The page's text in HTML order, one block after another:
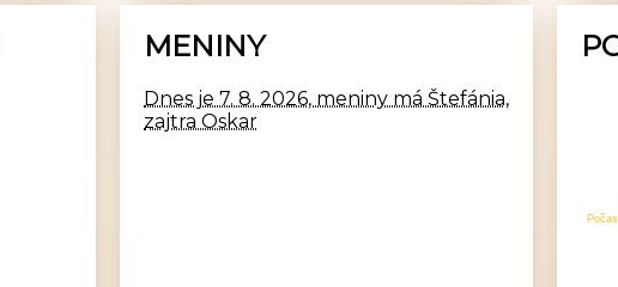
MENINY
Dnes je 7. 8. 2026, meniny má Štefánia,
zajtra Oskar